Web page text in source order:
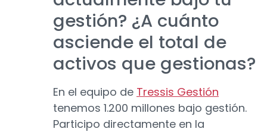
gestión? ¿A cuánto
asciende el total de
activos que gestionas?
En el equipo de Tressis Gestión
tenemos 1.200 millones bajo gestión.
Participo directamente en la